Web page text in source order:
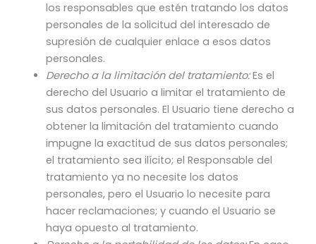
los responsables que estén tratando los datos
personales de la solicitud del interesado de
supresión de cualquier enlace a esos datos
personales.
Derecho a la limitación del tratamiento:Es el
derecho del Usuario a limitar el tratamiento de
sus datos personales. El Usuario tiene derecho a
obtener la limitación del tratamiento cuando
impugne la exactitud de sus datos personales;
el tratamiento sea ilícito; el Responsable del
tratamiento ya no necesite los datos
personales, pero el Usuario lo necesite para
hacer reclamaciones; y cuando el Usuario se
haya opuesto al tratamiento.